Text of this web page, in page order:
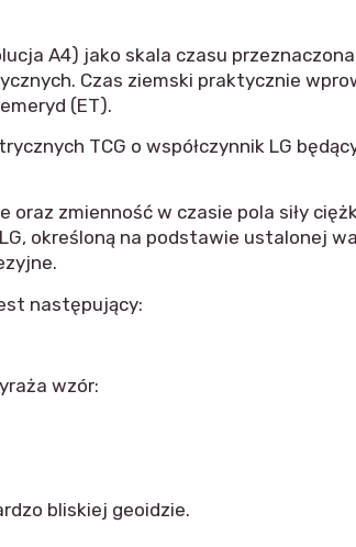
A4) jako skala czasu
Czas ziemski praktycznie
(ET).
TCG o współczynnik LG
zmienność w czasie pola siły
określoną na podstawie ustalonej
następujący:
wzór:
bliskiej geoidzie.